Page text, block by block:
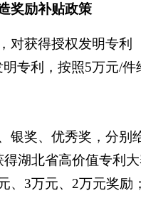
奖励补贴政策
对获得授权发明专
专利，按照5万元/
银奖、优秀奖，分
湖北省高价值专利
、3万元、2万元奖